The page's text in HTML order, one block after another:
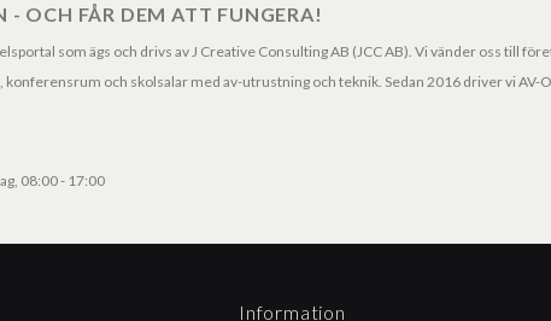
- OCH FÅR DEM ATT FUNGERA!
som ägs och drivs av J Creative Consulting AB (JCC AB). Vi vänder oss till
och skolsalar med av-utrustning och teknik. Sedan 2016 driver vi AV-
08:00 - 17:00
Information